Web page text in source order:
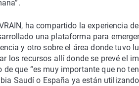
ha compartido la experiencia
una plataforma para
y otro sobre el área donde tuvo
los recursos allí donde se prevé el
que “es muy importante que no
Saudí o España ya están